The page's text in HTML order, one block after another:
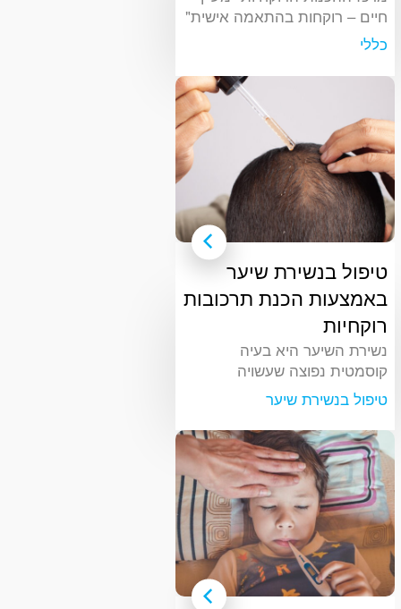
חיים – רוקחות בהתאמה אישית"
הוא סוג מיוחד של בית מרקחת
המייצר תרופות מותאמות אישית
המבוססות על הצרכים
הספציפיים של מטופלים בודדים.
הפעילות במתקן כוללת הכנה,
ערבוב וניפוק של תרופות כאלה
הדורשות שינויים כדי לענות על
כללי
טיפול בנשירת שיער
באמצעות הכנת תרכובות
רוקחיות
נשירת השיער היא בעיה
קוסמטית נפוצה שעשויה
להתרחש לאנשים בכל הגילאים
ובכל המגדרים. ישנן מספר
טכניקות וטיפולים מקצועיים
שמטרתם לטפל בנשירת השיער
כולל שימוש בתרופות
פארמצבטיות המיועדות לטיפול
בנשירת השיער. עם זאת, הכנת
תרכובות רוקחיות מהווה אפשרות
נגישה ויעילה לטיפול
טיפול בנשירת שיער